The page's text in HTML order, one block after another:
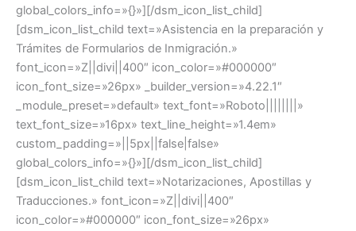
global_colors_info=»{}»][/dsm_icon_list_child]
[dsm_icon_list_child text=»Asistencia en la preparación y
Trámites de Formularios de Inmigración.»
font_icon=»Z||divi||400″ icon_color=»#000000″
icon_font_size=»26px» _builder_version=»4.22.1″
_module_preset=»default» text_font=»Roboto||||||||»
text_font_size=»16px» text_line_height=»1.4em»
custom_padding=»||5px||false|false»
global_colors_info=»{}»][/dsm_icon_list_child]
[dsm_icon_list_child text=»Notarizaciones, Apostillas y
Traducciones.» font_icon=»Z||divi||400″
icon_color=»#000000″ icon_font_size=»26px»